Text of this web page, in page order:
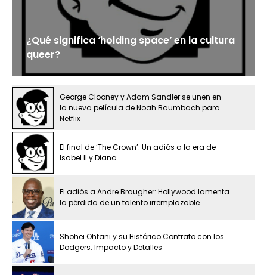
¿Qué significa ‘holding space’ en la cultura
queer?
George Clooney y Adam Sandler se unen en
la nueva película de Noah Baumbach para
Netflix
El final de ‘The Crown’: Un adiós a la era de
Isabel II y Diana
El adiós a Andre Braugher: Hollywood lamenta
la pérdida de un talento irremplazable
Shohei Ohtani y su Histórico Contrato con los
Dodgers: Impacto y Detalles